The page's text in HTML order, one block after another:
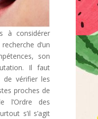
à considérer
d’un
son
Il faut
de vérifier les
proches de
l’Ordre des
s’il s’agit